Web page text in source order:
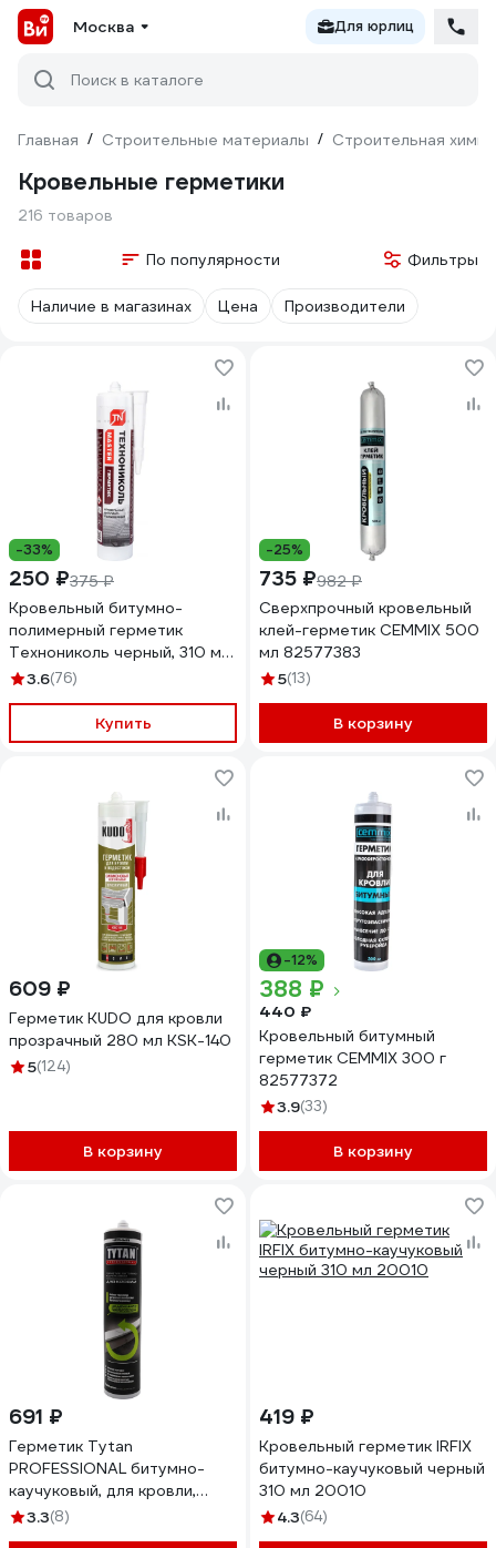
Москва Для юрлиц
Поиск в каталоге
Главная / Строительные материалы / Строительная химия
Кровельные герметики
216 товаров
По популярности Фильтры
Наличие в магазинах Цена Производители
-33%
250 ₽375 ₽
Кровельный битумно-
полимерный герметик
Технониколь черный, 310 мл
TN744485
3.6(76)
Купить
-25%
735 ₽982 ₽
Сверхпрочный кровельный
клей-герметик CEMMIX 500
мл 82577383
5(13)
В корзину
609 ₽
Герметик KUDO для кровли
прозрачный 280 мл KSK-140
5(124)
В корзину
-12%
388 ₽
440 ₽
Кровельный битумный
герметик CEMMIX 300 г
82577372
3.9(33)
В корзину
691 ₽
Герметик Tytan
PROFESSIONAL битумно-
каучуковый, для кровли,
черный, 310 мл 250693
3.3(8)
419 ₽
Кровельный герметик IRFIX
битумно-каучуковый черный
310 мл 20010
4.3(64)